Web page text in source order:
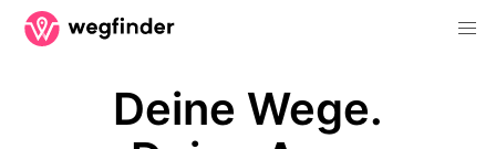
Deine Wege.